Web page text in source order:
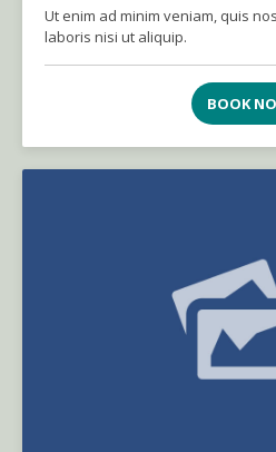
Ut enim ad minim veniam, quis
laboris nisi ut aliquip.
BOOK